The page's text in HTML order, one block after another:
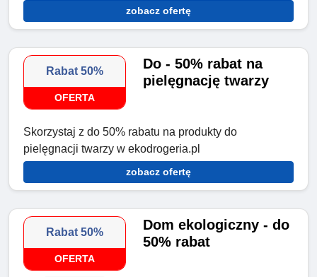
zobacz ofertę
Rabat 50%
OFERTA
Do - 50% rabat na
pielęgnację twarzy
Skorzystaj z do 50% rabatu na produkty do
pielęgnacji twarzy w ekodrogeria.pl
zobacz ofertę
Rabat 50%
OFERTA
Dom ekologiczny - do
50% rabat